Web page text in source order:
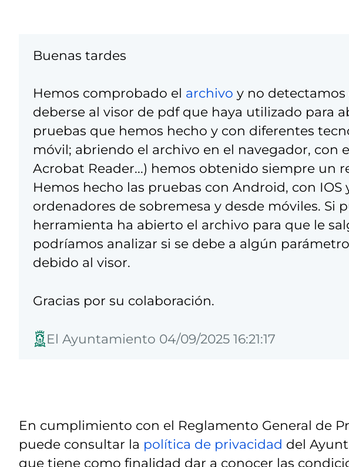
Buenas tardes
Hemos comprobado el archivo y no
deberse al visor de pdf que haya utilizado para
pruebas que hemos hecho y con diferentes
móvil; abriendo el archivo en el navegador, con
Acrobat Reader...) hemos obtenido siempre un
Hemos hecho las pruebas con Android, con IOS
ordenadores de sobremesa y desde móviles. Si
herramienta ha abierto el archivo para que le
podríamos analizar si se debe a algún
debido al visor.
Gracias por su colaboración.
El Ayuntamiento 04/09/2025 16:21:17
En cumplimiento con el Reglamento General de
puede consultar la política de privacidad del
que tiene como finalidad dar a conocer las